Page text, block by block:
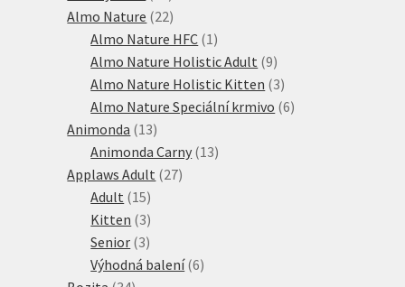
produktů
Almo Nature 2222
produktů
Almo Nature HFC 1 1
produkt
Almo Nature Holistic Adult 99
produktů
Almo Nature Holistic Kitten 33
produkty
Almo Nature Speciální krmivo 66
Animonda 1313
produktů
Animonda Carny 1313
Applaws Adult 2727
Adult 1515
produktů
Kitten 33
produkty
Senior 33
produkty
Výhodná balení 66